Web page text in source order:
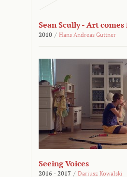
Sean Scully - Art
2010 / Hans Andreas Guttner
Seeing Voices
2016 - 2017 / Dariusz Kowalski